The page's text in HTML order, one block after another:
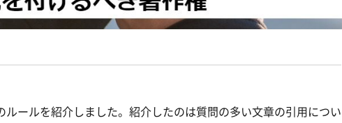
ールを紹介しました。紹介したのは質問の多い文章の引用につい